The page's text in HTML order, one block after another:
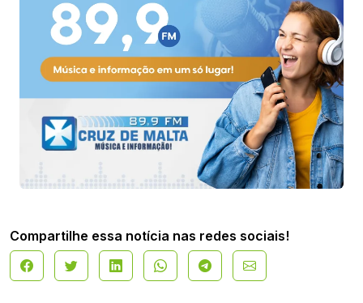
Compartilhe essa notícia nas redes sociais!